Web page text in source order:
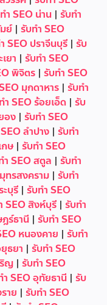
ำ SEO น่าน| รับทำ
ย์| รับทำ SEO
SEO ปราจีนบุรี| รับ
ยา | รับทำ SEO
พิจิตร| รับทำ SEO
มุกดาหาร | รับทำ
ำ SEO ร้อยเอ็ด| รับ
อง | รับทำ SEO
ลำปาง| รับทำ
กษ| รับทำ SEO
ำ SEO สตูล | รับทำ
ทรสงคราม | รับทำ
บุรี | รับทำ SEO
SEO สิงห์บุรี | รับทำ
ร์ธานี| รับทำ SEO
หนองคาย | รับทำ
ธยา | รับทำ SEO
ญ| รับทำ SEO
ำ SEO อุทัยธานี | รับ
าย | รับทำ SEO